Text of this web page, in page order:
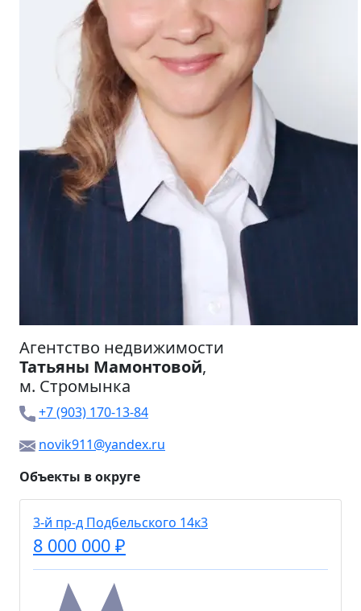
Агентство недвижимости
Татьяны Мамонтовой,
м. Стромынка
+7 (903) 170-13-84
novik911@yandex.ru
Объекты в округе
3-й пр-д Подбельского 14к3
8 000 000 ₽